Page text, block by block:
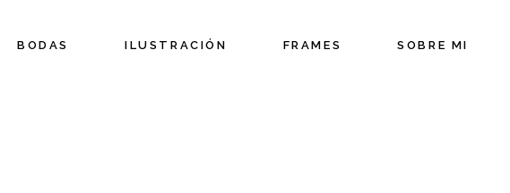
BODAS ILUSTRACIÓN FRAMES SOBRE MI